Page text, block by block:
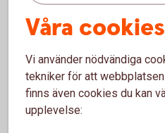
att förtryckas som
Båda är fortfarande
Förenklat årsbokslut
Har du en omsättning på högst
använda Skatteverkets e-
Våra
Vi använder nödvändiga
tekniker för att
finns även cookies du kan
upplevelse: